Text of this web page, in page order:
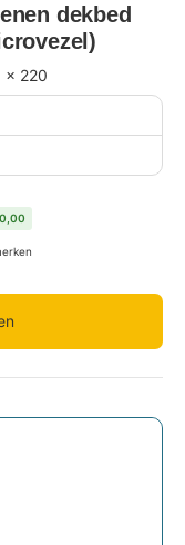
dekbed
x 220